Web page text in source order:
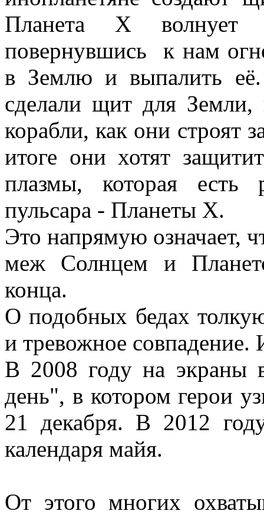
Планета X
повернувшись к нам
в Землю и выпалить её.
сделали щит для
корабли, как они строят
итоге они хотят
плазмы, которая есть
пульсара - Планеты X.
Это напрямую означает,
меж Солнцем и
О подобных бедах
и тревожное совпадение.
В 2008 году на экраны
день", в котором герои
21 декабря. В 2012
календаря майя.
От этого многих